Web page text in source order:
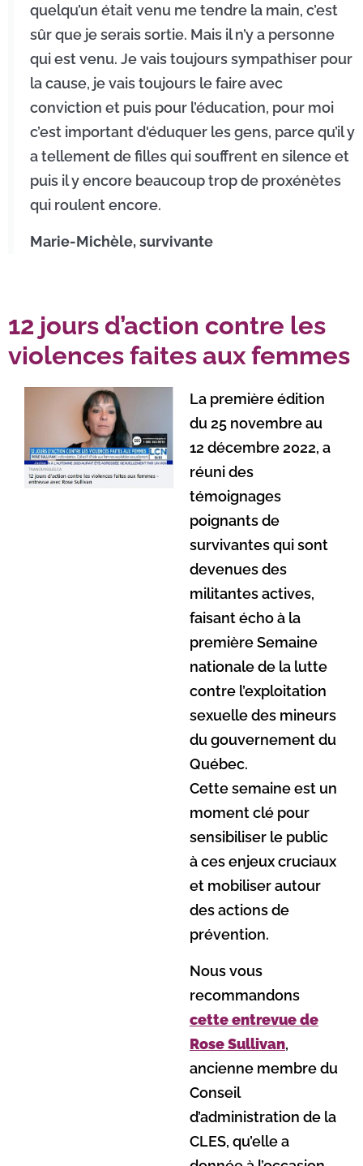
quelqu’un était venu me tendre la main, c’est
sûr que je serais sortie. Mais il n’y a personne
qui est venu. Je vais toujours sympathiser pour
la cause, je vais toujours le faire avec
conviction et puis pour l’éducation, pour moi
c’est important d'éduquer les gens, parce qu’il y
a tellement de filles qui souffrent en silence et
puis il y encore beaucoup trop de proxénètes
qui roulent encore.
Marie-Michèle, survivante
12 jours d’action contre les
violences faites aux femmes
La première édition
du 25 novembre au
12 décembre 2022, a
réuni des
témoignages
poignants de
survivantes qui sont
devenues des
militantes actives,
faisant écho à la
première Semaine
nationale de la lutte
contre l’exploitation
sexuelle des mineurs
du gouvernement du
Québec.
Cette semaine est un
moment clé pour
sensibiliser le public
à ces enjeux cruciaux
et mobiliser autour
des actions de
prévention.
Nous vous
recommandons
cette entrevue de
Rose Sullivan,
ancienne membre du
Conseil
d’administration de la
CLES, qu’elle a